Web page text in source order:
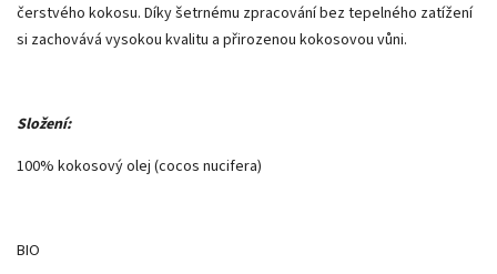
čerstvého kokosu. Díky šetrnému zpracování bez tepelného zatížení
si zachovává vysokou kvalitu a přirozenou kokosovou vůni.
Složení:
100% kokosový olej (cocos nucifera)
BIO